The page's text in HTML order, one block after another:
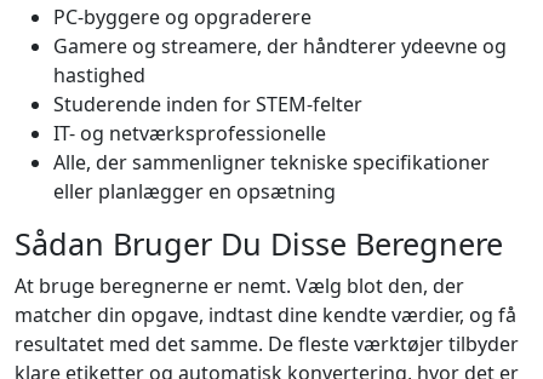
PC-byggere og opgraderere
Gamere og streamere, der håndterer ydeevne og
hastighed
Studerende inden for STEM-felter
IT- og netværksprofessionelle
Alle, der sammenligner tekniske specifikationer
eller planlægger en opsætning
Sådan Bruger Du Disse Beregnere
At bruge beregnerne er nemt. Vælg blot den, der
matcher din opgave, indtast dine kendte værdier, og få
resultatet med det samme. De fleste værktøjer tilbyder
klare etiketter og automatisk konvertering, hvor det er